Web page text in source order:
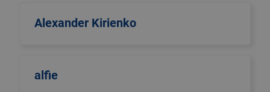
Alexander Kirienko
alfie